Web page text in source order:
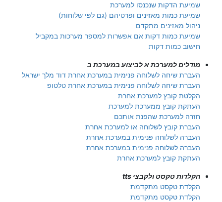
שמיעת הדקות שנכנסו למערכת
שמיעת כמות מאזינים ופרטיהם (גם לפי שלוחות)
ניהול מאזינים מתקדם
שמיעת כמות דקות אם אפשרות למספר מערכות במקביל
חישוב כמות דקות
מודלים למערכת א לביצוע במערכת ב
העברת שיחה לשלוחה פנימית במערכת אחרת דוד מלך ישראל
העברת שיחה לשלוחה פנימית במערכת אחרת טלטופ
הקלטת קובץ למערכת אחרת
העתקת קובץ ממערכת למערכת
חזרה למערכת שהפנת אותכם
העברת קובץ לשלוחה או למערכת אחרת
העברה לשלוחה פנימית במערכת אחרת
העברה לשלוחה פנימית במערכת אחרת
העתקת קובץ למערכת אחרת
הקלדות טקסט ולקבצי tts
הקלדת טקסט מתקדמת
הקלדת טקסט מתקדמת